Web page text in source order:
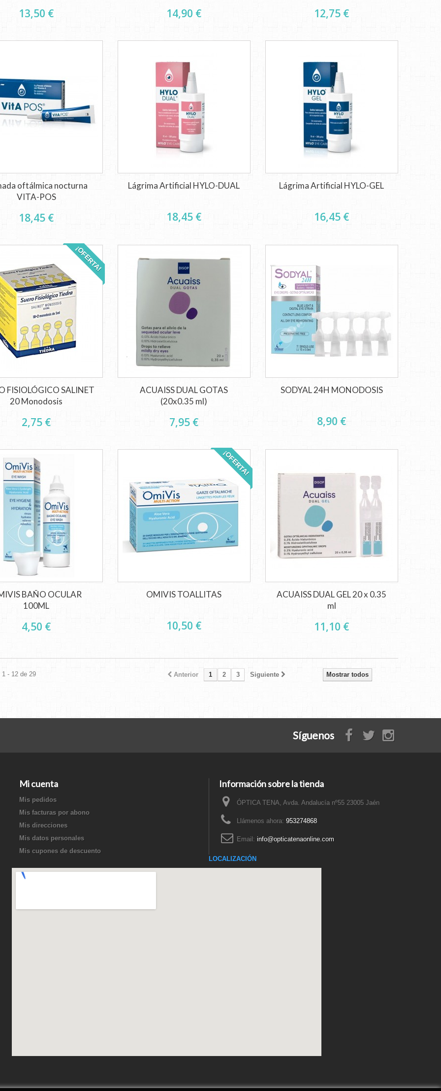
13,50 € 14,90 € 12,75 €
oftálmica nocturna
VITA-POS
18,45 €
Lágrima Artificial HYLO-DUAL
18,45 €
Lágrima Artificial HYLO-GEL
16,45 €
¡OFERTA!
FISIOLÓGICO SALINET
20 Monodosis
2,75 €
ACUAISS DUAL GOTAS
(20x0.35 ml)
7,95 €
SODYAL 24H MONODOSIS
8,90 €
BAÑO OCULAR
100ML
4,50 €
¡OFERTA!
OMIVIS TOALLITAS
10,50 €
ACUAISS DUAL GEL 20 x 0.35
ml
11,10 €
Mostrar todos
Anterior 1 2 3 Siguiente
1 - 12 de 29
Síguenos
Mi cuenta
Mis pedidos
Mis facturas por abono
Mis direcciones
Mis datos personales
Mis cupones de descuento
Información sobre la tienda
ÓPTICA TENA, Avda. Andalucía nº55 23005 Jaén
Llámenos ahora: 953274868
Email: info@opticatenaonline.com
LOCALIZACIÓN